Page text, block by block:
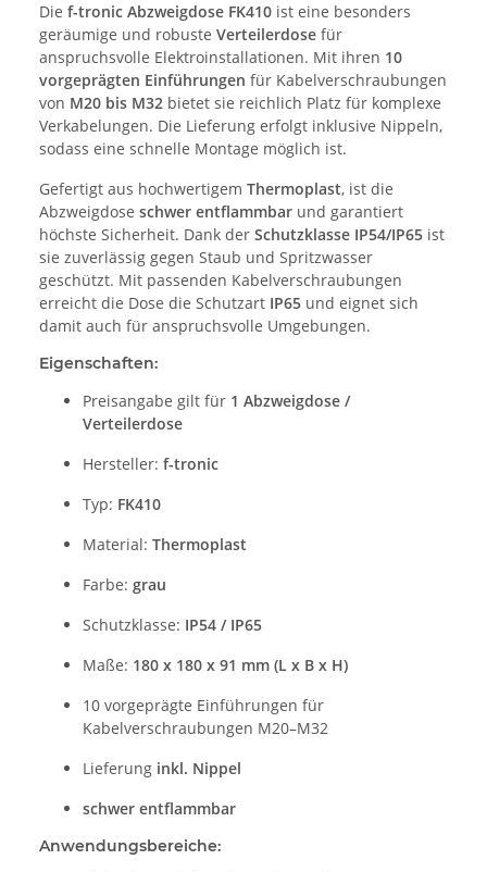
Die f-tronic Abzweigdose FK410 ist eine besonders
geräumige und robuste Verteilerdose für
anspruchsvolle Elektroinstallationen. Mit ihren 10
vorgeprägten Einführungen für Kabelverschraubungen
von M20 bis M32 bietet sie reichlich Platz für komplexe
Verkabelungen. Die Lieferung erfolgt inklusive Nippeln,
sodass eine schnelle Montage möglich ist.
Gefertigt aus hochwertigem Thermoplast, ist die
Abzweigdose schwer entflammbar und garantiert
höchste Sicherheit. Dank der Schutzklasse IP54/IP65 ist
sie zuverlässig gegen Staub und Spritzwasser
geschützt. Mit passenden Kabelverschraubungen
erreicht die Dose die Schutzart IP65 und eignet sich
damit auch für anspruchsvolle Umgebungen.
Eigenschaften:
Preisangabe gilt für 1 Abzweigdose /
Verteilerdose
Hersteller: f-tronic
Typ: FK410
Material: Thermoplast
Farbe: grau
Schutzklasse: IP54 / IP65
Maße: 180 x 180 x 91 mm (L x B x H)
10 vorgeprägte Einführungen für
Kabelverschraubungen M20–M32
Lieferung inkl. Nippel
schwer entflammbar
Anwendungsbereiche: